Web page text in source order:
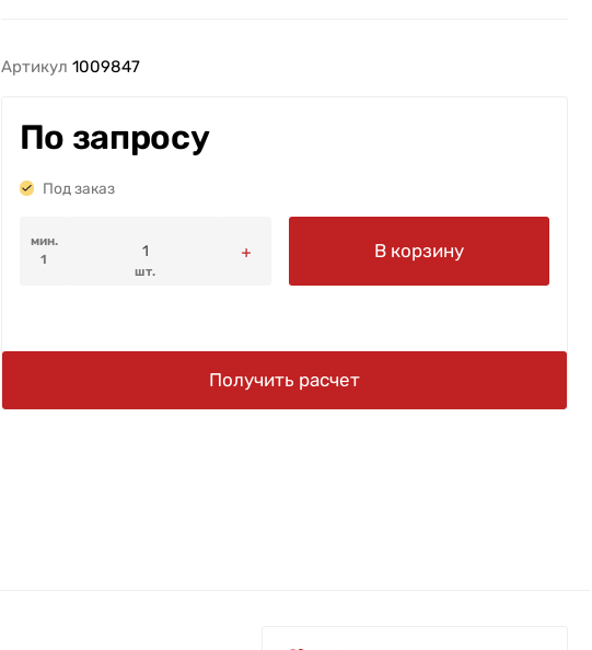
Артикул 1009847
По запросу
Под заказ
мин.
1
шт.
В корзину
Получить расчет